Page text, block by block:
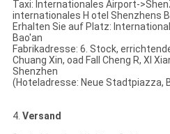
Taxi: Internationales Airport-
internationales H otel Shenzhens
Erhalten Sie auf Platz:
Bao'an
Fabrikadresse: 6. Stock,
Chuang Xin, oad Fall Cheng R, XI
Shenzhen
(Hoteladresse: Neue Stadtpiazza,
4. Versand